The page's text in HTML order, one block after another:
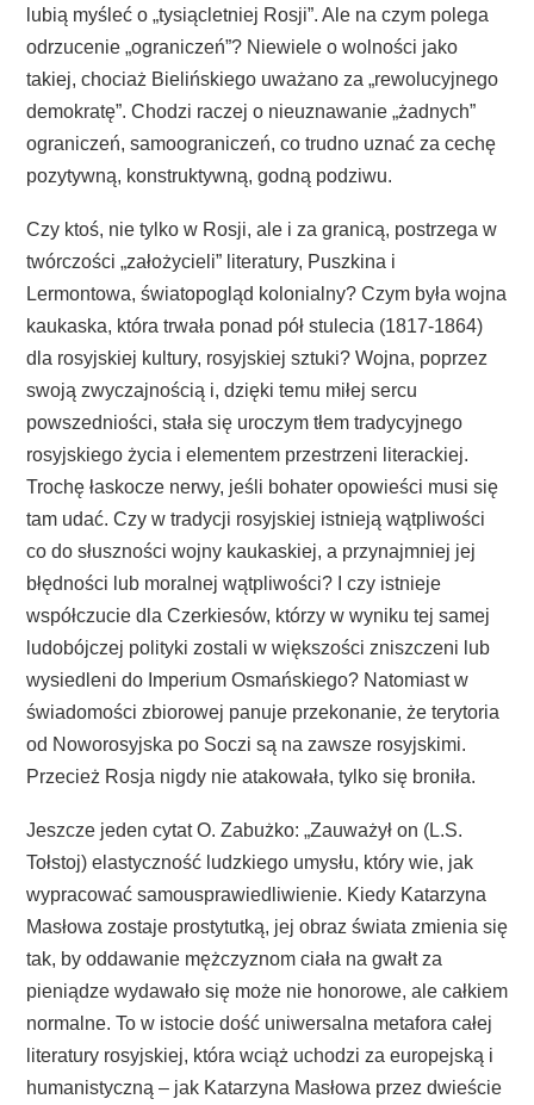
lubią myśleć o „tysiącletniej Rosji”. Ale na czym polega
odrzucenie „ograniczeń”? Niewiele o wolności jako
takiej, chociaż Bielińskiego uważano za „rewolucyjnego
demokratę”. Chodzi raczej o nieuznawanie „żadnych”
ograniczeń, samoograniczeń, co trudno uznać za cechę
pozytywną, konstruktywną, godną podziwu.
Czy ktoś, nie tylko w Rosji, ale i za granicą, postrzega w
twórczości „założycieli” literatury, Puszkina i
Lermontowa, światopogląd kolonialny? Czym była wojna
kaukaska, która trwała ponad pół stulecia (1817-1864)
dla rosyjskiej kultury, rosyjskiej sztuki? Wojna, poprzez
swoją zwyczajnością i, dzięki temu miłej sercu
powszedniości, stała się uroczym tłem tradycyjnego
rosyjskiego życia i elementem przestrzeni literackiej.
Trochę łaskocze nerwy, jeśli bohater opowieści musi się
tam udać. Czy w tradycji rosyjskiej istnieją wątpliwości
co do słuszności wojny kaukaskiej, a przynajmniej jej
błędności lub moralnej wątpliwości? I czy istnieje
współczucie dla Czerkiesów, którzy w wyniku tej samej
ludobójczej polityki zostali w większości zniszczeni lub
wysiedleni do Imperium Osmańskiego? Natomiast w
świadomości zbiorowej panuje przekonanie, że terytoria
od Noworosyjska po Soczi są na zawsze rosyjskimi.
Przecież Rosja nigdy nie atakowała, tylko się broniła.
Jeszcze jeden cytat O. Zabużko: „Zauważył on (L.S.
Tołstoj) elastyczność ludzkiego umysłu, który wie, jak
wypracować samousprawiedliwienie. Kiedy Katarzyna
Masłowa zostaje prostytutką, jej obraz świata zmienia się
tak, by oddawanie mężczyznom ciała na gwałt za
pieniądze wydawało się może nie honorowe, ale całkiem
normalne. To w istocie dość uniwersalna metafora całej
literatury rosyjskiej, która wciąż uchodzi za europejską i
humanistyczną – jak Katarzyna Masłowa przez dwieście